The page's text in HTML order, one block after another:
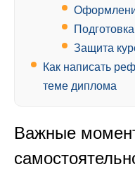
Защита
Как написать
теме диплома
Важные